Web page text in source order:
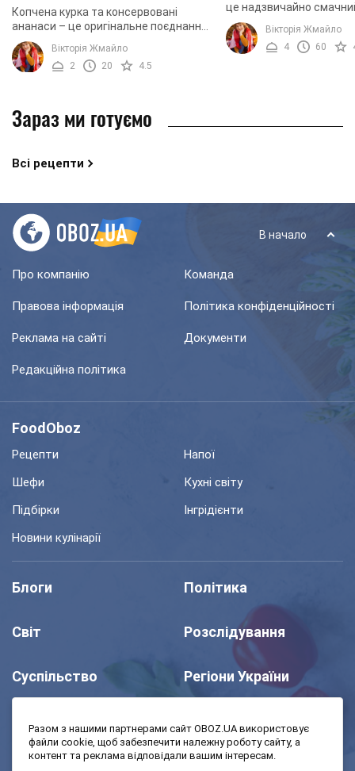
Копчена курка та консервовані
ананаси – це оригінальне поєднання,
яке формує чудову основу для
смачного та ситного святкового
салату. Окрім двох ...
Вікторія Жмайло
2
20 4.5
це надзвичайно
має неймовірно
солодкою ноткою, який
завдяки ананасам ...
Вікторія Жмайло
4
60
Зараз ми готуємо
Всі рецепти
В начало
Про компанію Команда
Правова інформація Політика конфіденційності
Реклама на сайті Документи
Редакційна політика
FoodOboz
Рецепти
Напої
Шефи
Кухні світу
Підбірки
Інгрідієнти
Новини кулінарії
Блоги Політика
Світ Розслідування
Суспільство Регіони України
Моя школа
Разом з нашими партнерами сайт OBOZ.UA використовує
файли cookie, щоб забезпечити належну роботу сайту, а
контент та реклама відповідали вашим інтересам.